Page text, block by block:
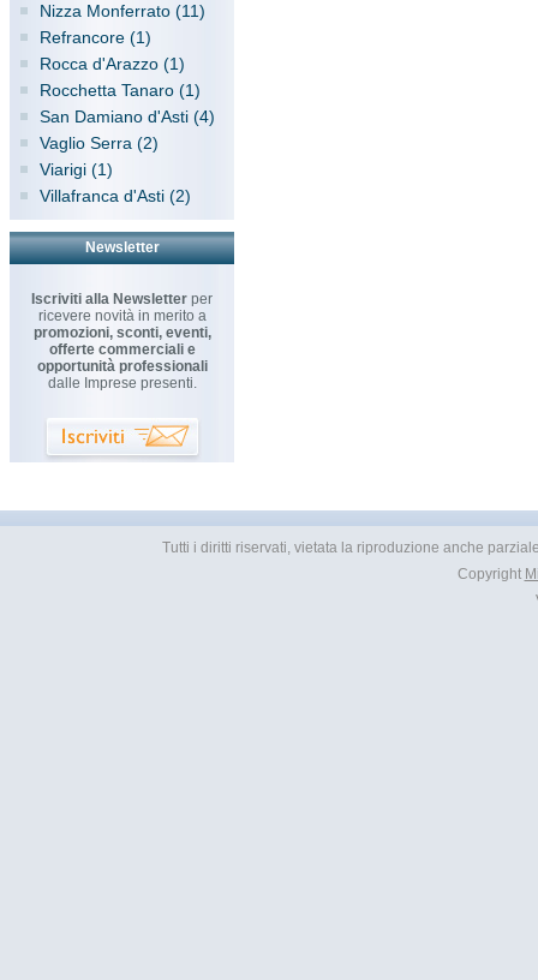
Nizza Monferrato (11)
Refrancore (1)
Rocca d'Arazzo (1)
Rocchetta Tanaro (1)
San Damiano d'Asti (4)
Vaglio Serra (2)
Viarigi (1)
Villafranca d'Asti (2)
Newsletter
Iscriviti alla Newsletter per
ricevere novità in merito a
promozioni, sconti, eventi,
offerte commerciali e
opportunità professionali
dalle Imprese presenti.
Tutti i diritti riservati, vietata la riproduzione anche
Copyright